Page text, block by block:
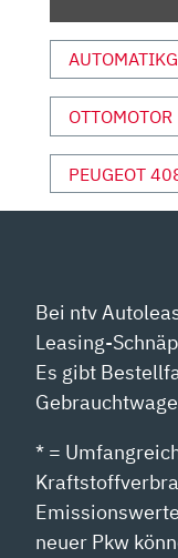
MOTOR
UND
SPORT“
VON
ANZEIGEN
OTTOMOTOR
PEUGEOT
Bei ntv
Leasing-
Es gibt
* =
neuer Pkw